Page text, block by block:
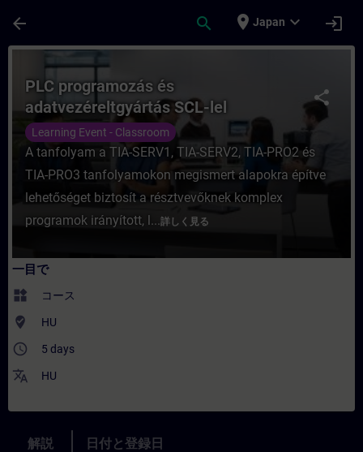
arrow_back search place Japan expand_more login
コース - PLC programozás és
share
PLC programozás és
adatvezéreltgyártás SCL-lel
Learning Event - Classroom
A tanfolyam a TIA-SERV1, TIA-SERV2, TIA-PRO2 és
TIA-PRO3 tanfolyamokon megismert alapokra építve
lehetőséget biztosít a résztvevőknek komplex
programok irányított, l...詳しく見る
一目で
widgets コース
where_to_vote HU
access_time 5 days
translate HU
解説 日付と登録日